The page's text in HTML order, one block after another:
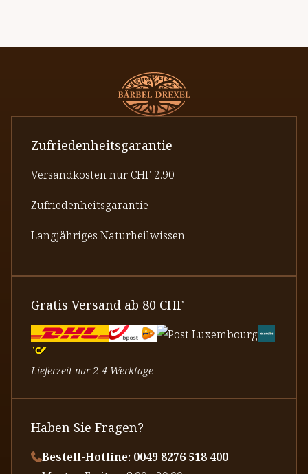
Zufriedenheitsgarantie
Versandkosten nur CHF 2.90
Zufriedenheitsgarantie
Langjähriges Naturheilwissen
Gratis Versand ab 80 CHF
Lieferzeit nur 2-4 Werktage
Haben Sie Fragen?
Bestell-Hotline: 0049 8276 518 400